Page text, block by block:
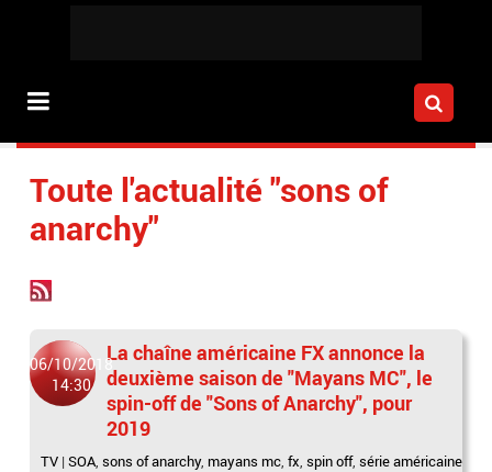
Toute l'actualité "sons of
anarchy"
06/10/2018
14:30
La chaîne américaine FX annonce la
deuxième saison de "Mayans MC", le
spin-off de "Sons of Anarchy", pour
2019
TV |SOA,sons of anarchy, mayans mc,fx,spin off,série américaine